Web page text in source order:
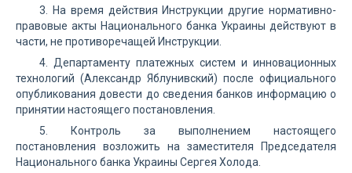
3. На время действия Инструкции другие нормативно-
правовые акты Национального банка Украины действуют в
части, не противоречащей Инструкции.
4. Департаменту платежных систем и инновационных
технологий (Александр Яблунивский) после официального
опубликования довести до сведения банков информацию о
принятии настоящего постановления.
5. Контроль за выполнением настоящего
постановления возложить на заместителя Председателя
Национального банка Украины Сергея Холода.